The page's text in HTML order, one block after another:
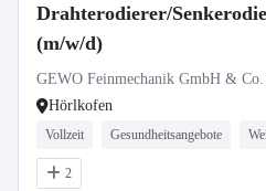
Drahterodierer/
(m/w/d)
GEWO Feinmechanik GmbH &
Hörlkofen
Vollzeit Gesundheitsangebote
2